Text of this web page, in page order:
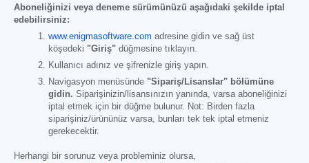
Aboneliğinizi veya deneme sürümünüzü aşağıdaki şekilde iptal
edebilirsiniz:
www.enigmasoftware.com adresine gidin ve sağ üst
köşedeki "Giriş" düğmesine tıklayın.
Kullanıcı adınız ve şifrenizle giriş yapın.
Navigasyon menüsünde "Sipariş/Lisanslar" bölümüne
gidin. Siparişinizin/lisansınızın yanında, varsa aboneliğinizi
iptal etmek için bir düğme bulunur. Not: Birden fazla
siparişiniz/ürününüz varsa, bunları tek tek iptal etmeniz
gerekecektir.
Herhangi bir sorunuz veya probleminiz olursa,